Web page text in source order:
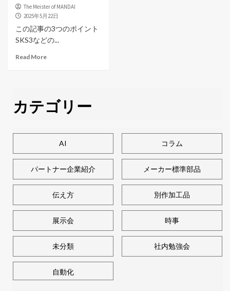
The Meister of MANDAI
2025年5月22日
この記事の3つのポイント
SKS3などの...
Read More
カテゴリー
AI コラム
パートナー企業紹介 メーカー標準部品
伝え方 別作加工品
展示会 時事
未分類 社内勉強会
自動化